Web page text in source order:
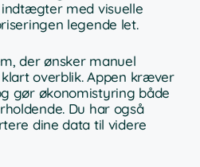
med visuelle
legende let.
der ønsker manuel
overblik. Appen kræver
gør økonomistyring både
Du har også
dine data til videre